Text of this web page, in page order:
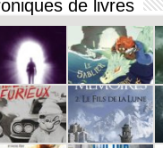
de livres